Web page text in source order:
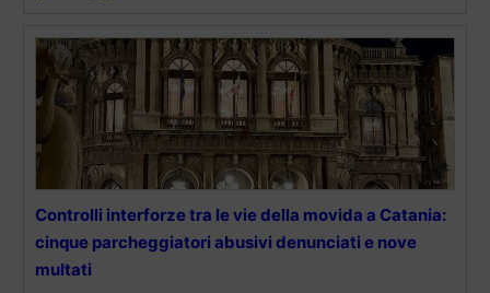
Controlli interforze tra le vie della movida a Catania:
cinque parcheggiatori abusivi denunciati e nove
multati